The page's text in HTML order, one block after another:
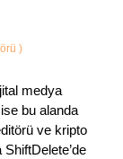
)
medya
bu alanda
ve kripto